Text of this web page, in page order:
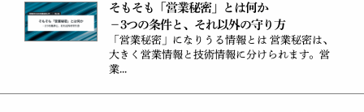
そもそも「営業秘密」とは何か
－3つの条件と、それ以外の守り方
「営業秘密」になりうる情報とは 営業秘密は、
大きく営業情報と技術情報に分けられます。営
業...